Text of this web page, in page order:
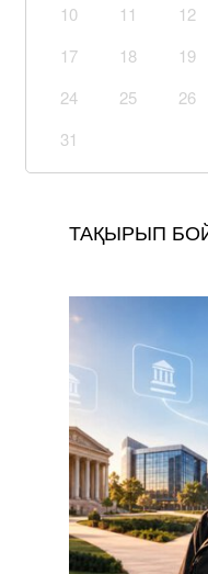
10
11 12
17
18 19
24
25 26
31
ТАҚЫРЫП